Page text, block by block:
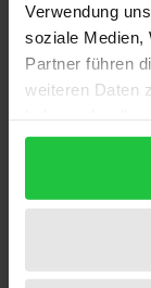
Verwendung
soziale Medien,
Partner führen
weiteren Daten
gesammelt
Polizeirecht
und
die Konzepte
diskutiert. Es